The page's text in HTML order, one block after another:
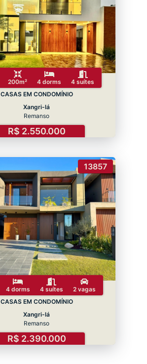
200m² 4 dorms
4 suítes
CASAS EM CONDOMÍNIO
Xangri-lá
Remanso
R$ 2.550.000
13857
4 dorms 4 suítes
2 vagas
CASAS EM CONDOMÍNIO
Xangri-lá
Remanso
R$ 2.390.000